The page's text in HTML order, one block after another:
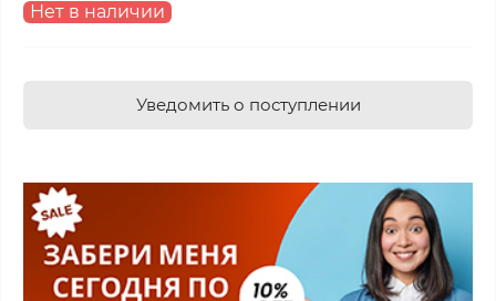
Нет в наличии
Уведомить о поступлении